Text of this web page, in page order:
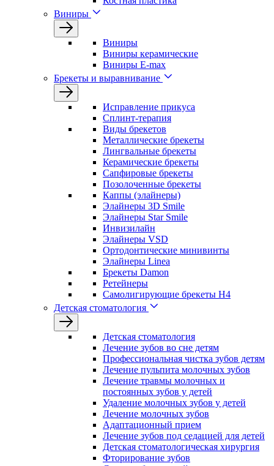
Виниры
Виниры
Виниры керамические
Виниры E-max
Брекеты и выравнивание
Исправление прикуса
Сплинт-терапия
Виды брекетов
Металлические брекеты
Лингвальные брекеты
Керамические брекеты
Сапфировые брекеты
Позолоченные брекеты
Каппы (элайнеры)
Элайнеры 3D Smile
Элайнеры Star Smile
Инвизилайн
Элайнеры VSD
Ортодонтические минивинты
Элайнеры Linea
Брекеты Damon
Ретейнеры
Самолигирующие брекеты H4
Детская стоматология
Детская стоматология
Лечение зубов во сне детям
Профессиональная чистка зубов детям
Лечение пульпита молочных зубов
Лечение травмы молочных и
постоянных зубов у детей
Удаление молочных зубов у детей
Лечение молочных зубов
Адаптационный прием
Лечение зубов под седацией для детей
Детская стоматологическая хирургия
Фторирование зубов